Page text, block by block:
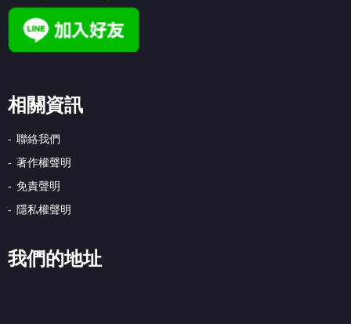
相關資訊
聯絡我們
著作權聲明
免責聲明
隱私權聲明
我們的地址